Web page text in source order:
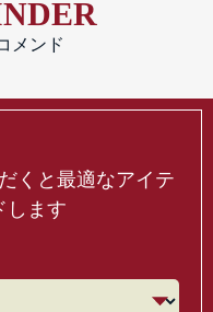
メンド
くと最適なアイテ
します